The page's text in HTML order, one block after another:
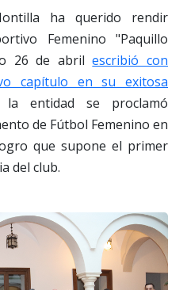
ha querido rendir
Femenino "Paquillo
26 de abrilescribió con
capítulo en su exitosa
entidad se proclamó
de Fútbol Femenino en
que supone el primer
del club.